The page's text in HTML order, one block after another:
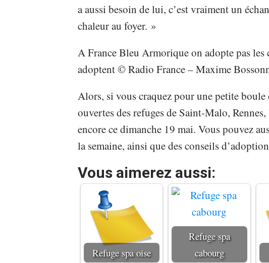
a aussi besoin de lui, c’est vraiment un
chaleur au foyer. »
A France Bleu Armorique on adopte pas les
adoptent © Radio France – Maxime
Alors, si vous craquez pour une petite boule
ouvertes des refuges de Saint-Malo,
encore ce dimanche 19 mai. Vous pouvez
la semaine, ainsi que des conseils
Vous aimerez aussi:
Refuge spa oise
Refuge spa
cabourg